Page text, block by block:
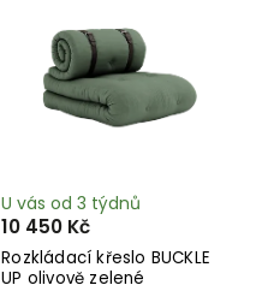
Rozkládací křeslo BUCKLE
UP olivově zelené
U vás od 3 týdnů
10 450 Kč